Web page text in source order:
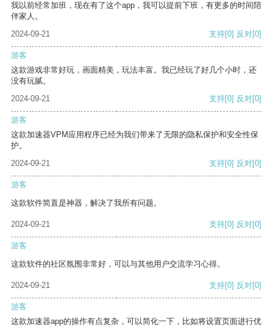
我以前经常加班，现在有了这个app，我可以提前下班，有更多的时间陪
伴家人。
2024-09-21
支持[0] 反对[0]
游客
这款游戏非常好玩，画面精美，玩法丰富。我已经玩了好几个小时，还
没有玩腻。
2024-09-21
支持[0] 反对[0]
游客
这款加速器VPM应用程序已经为我们带来了无限的隐私保护和安全性保
护。
2024-09-21
支持[0] 反对[0]
游客
这款软件简直是神器，解决了我所有问题。
2024-09-21 支持[0] 反对[0]
游客
这款软件的社区氛围非常好，可以与其他用户交流学习心得。
2024-09-21 支持[0] 反对[0]
游客
这款加速器app的操作有点复杂，可以简化一下，比如将设置页面进行优